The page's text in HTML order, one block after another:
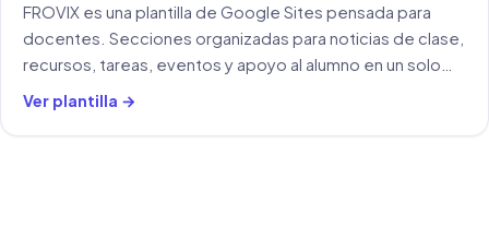
FROVIX es una plantilla de Google Sites pensada para
docentes. Secciones organizadas para noticias de clase,
recursos, tareas, eventos y apoyo al alumno en un solo
lugar.
Ver plantilla →